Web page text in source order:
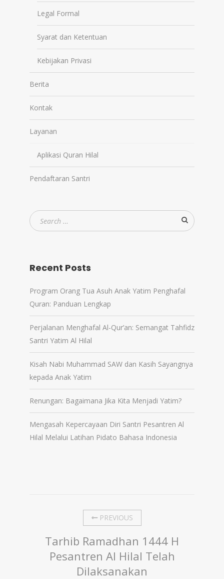
Legal Formal
Syarat dan Ketentuan
Kebijakan Privasi
Berita
Kontak
Layanan
Aplikasi Quran Hilal
Pendaftaran Santri
Recent Posts
Program Orang Tua Asuh Anak Yatim Penghafal
Quran: Panduan Lengkap
Perjalanan Menghafal Al-Qur’an: Semangat Tahfidz
Santri Yatim Al Hilal
Kisah Nabi Muhammad SAW dan Kasih Sayangnya
kepada Anak Yatim
Renungan: Bagaimana Jika Kita Menjadi Yatim?
Mengasah Kepercayaan Diri Santri Pesantren Al
Hilal Melalui Latihan Pidato Bahasa Indonesia
PREVIOUS
Tarhib Ramadhan 1444 H
Pesantren Al Hilal Telah
Dilaksanakan